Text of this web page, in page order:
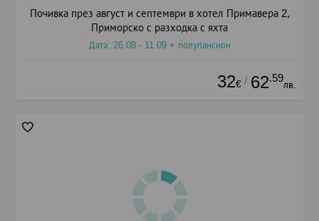
Почивка през август и септември в хотел Примавера 2,
Приморско с разходка с яхта
Дата: 26.08 - 11.09 + полупансион
32€ / 62.59
лв.